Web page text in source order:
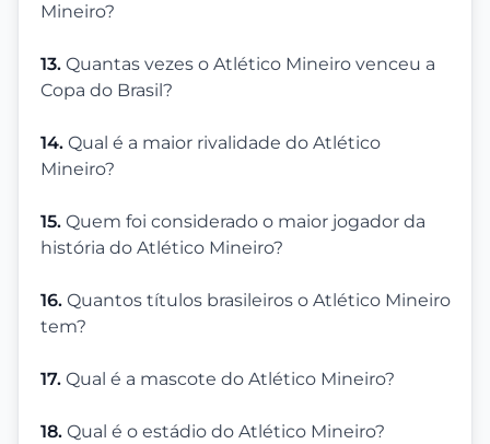
Mineiro?
13. Quantas vezes o Atlético Mineiro venceu a
Copa do Brasil?
14. Qual é a maior rivalidade do Atlético
Mineiro?
15. Quem foi considerado o maior jogador da
história do Atlético Mineiro?
16. Quantos títulos brasileiros o Atlético Mineiro
tem?
17. Qual é a mascote do Atlético Mineiro?
18. Qual é o estádio do Atlético Mineiro?